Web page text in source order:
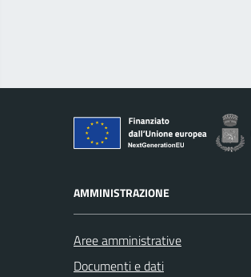
AMMINISTRAZIONE
Aree amministrative
Documenti e dati